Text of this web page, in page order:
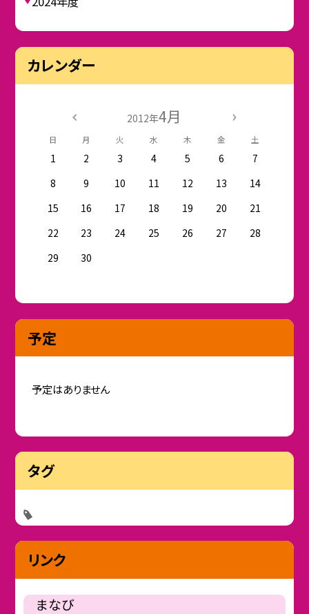
カレンダー
2012年4月
日 月 火 水 木 金 土
1 2 3 4 5 6
7
8
9 10 11 12 13
14
15
16 17 18 19 20
21
22
23 24 25 26 27
28
29
30
予定
予定はありません
タグ
リンク
まなび